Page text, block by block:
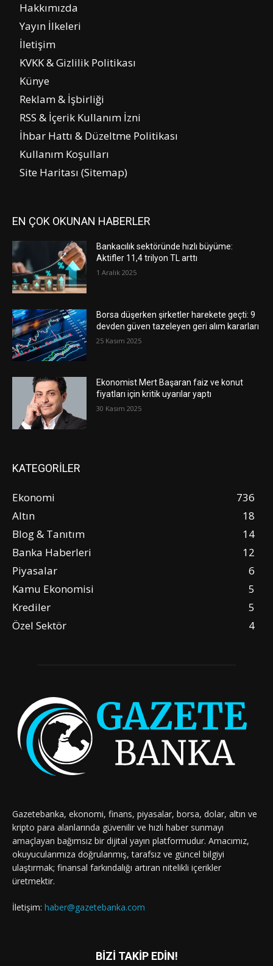
Hakkımızda
Yayın İlkeleri
İletişim
KVKK & Gizlilik Politikası
Künye
Reklam & İşbirliği
RSS & İçerik Kullanım İzni
İhbar Hattı & Düzeltme Politikası
Kullanım Koşulları
Site Haritası (Sitemap)
EN ÇOK OKUNAN HABERLER
Bankacılık sektöründe hızlı büyüme:
Aktifler 11,4 trilyon TL arttı
1 Aralık 2025
Borsa düşerken şirketler harekete geçti: 9
devden güven tazeleyen geri alım kararları
25 Kasım 2025
Ekonomist Mert Başaran faiz ve konut
fiyatları için kritik uyarılar yaptı
30 Kasım 2025
KATEGORİLER
Ekonomi
736
Altın
18
Blog & Tanıtım
14
Banka Haberleri
12
Piyasalar
6
Kamu Ekonomisi
5
Krediler
5
Özel Sektör
4
Gazetebanka, ekonomi, finans, piyasalar, borsa, dolar, altın ve
kripto para alanlarında güvenilir ve hızlı haber sunmayı
amaçlayan bağımsız bir dijital yayın platformudur. Amacımız,
okuyucularımıza doğrulanmış, tarafsız ve güncel bilgiyi
ulaştırmak; finansal farkındalığı artıran nitelikli içerikler
üretmektir.
İletişim: haber@gazetebanka.com
BİZİ TAKİP EDİN!